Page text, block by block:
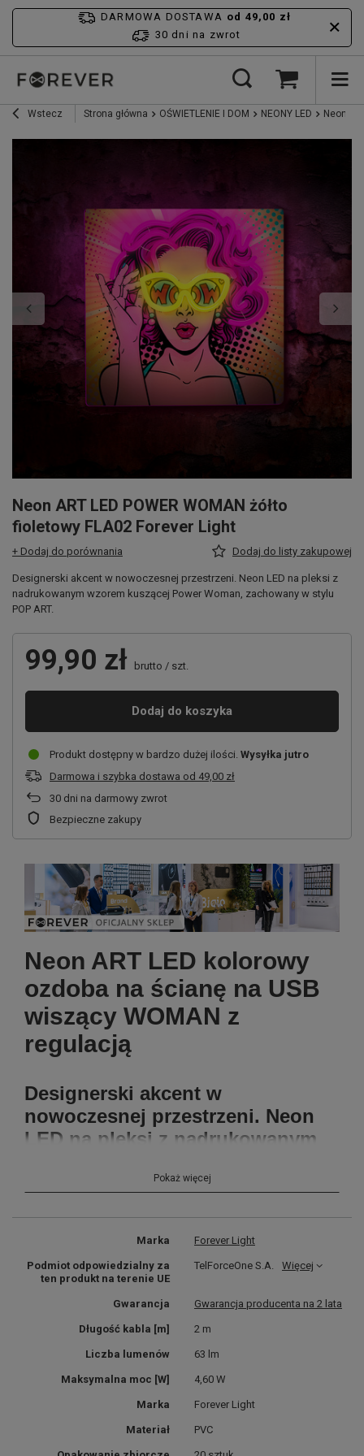
DARMOWA DOSTAWA od 49,00 zł
30 dni na zwrot
Wstecz Strona główna OŚWIETLENIE I DOM NEONY LED Neon
Neon ART LED POWER WOMAN żółto
fioletowy FLA02 Forever Light
+ Dodaj do porównania Dodaj do listy zakupowej
Designerski akcent w nowoczesnej przestrzeni. Neon LED na pleksi z
nadrukowanym wzorem kuszącej Power Woman, zachowany w stylu
POP ART.
99,90 zł brutto / szt.
Dodaj do koszyka
Produkt dostępny w bardzo dużej ilości Wysyłka jutro
Darmowa i szybka dostawa od 49,00 zł
30 dni na darmowy zwrot
Bezpieczne zakupy
Neon ART LED kolorowy
ozdoba na ścianę na USB
wiszący WOMAN z
regulacją
Designerski akcent w
nowoczesnej przestrzeni. Neon
LED na pleksi z nadrukowanym
zachowany w stylu POP ART.
neon pobiera minimalną ilość prądu.
Zasilanie za pomocą USB, wtyczka umieszczona jest
Panel sterujący ze ściemniaczem i przyciskiem ON /
Wyraźne kolory światła dzięki zastosowaniu kolorowej
Duży rozmiar 32 cm x 32 cm.
Pokaż więcej
Marka Forever Light
Podmiot odpowiedzialny za
ten produkt na terenie UE
TelForceOne S.A. Więcej
Gwarancja Gwarancja producenta na 2 lata
Długość kabla [m] 2 m
Liczba lumenów 63 lm
Maksymalna moc [W] 4,60 W
Marka Forever Light
Materiał PVC